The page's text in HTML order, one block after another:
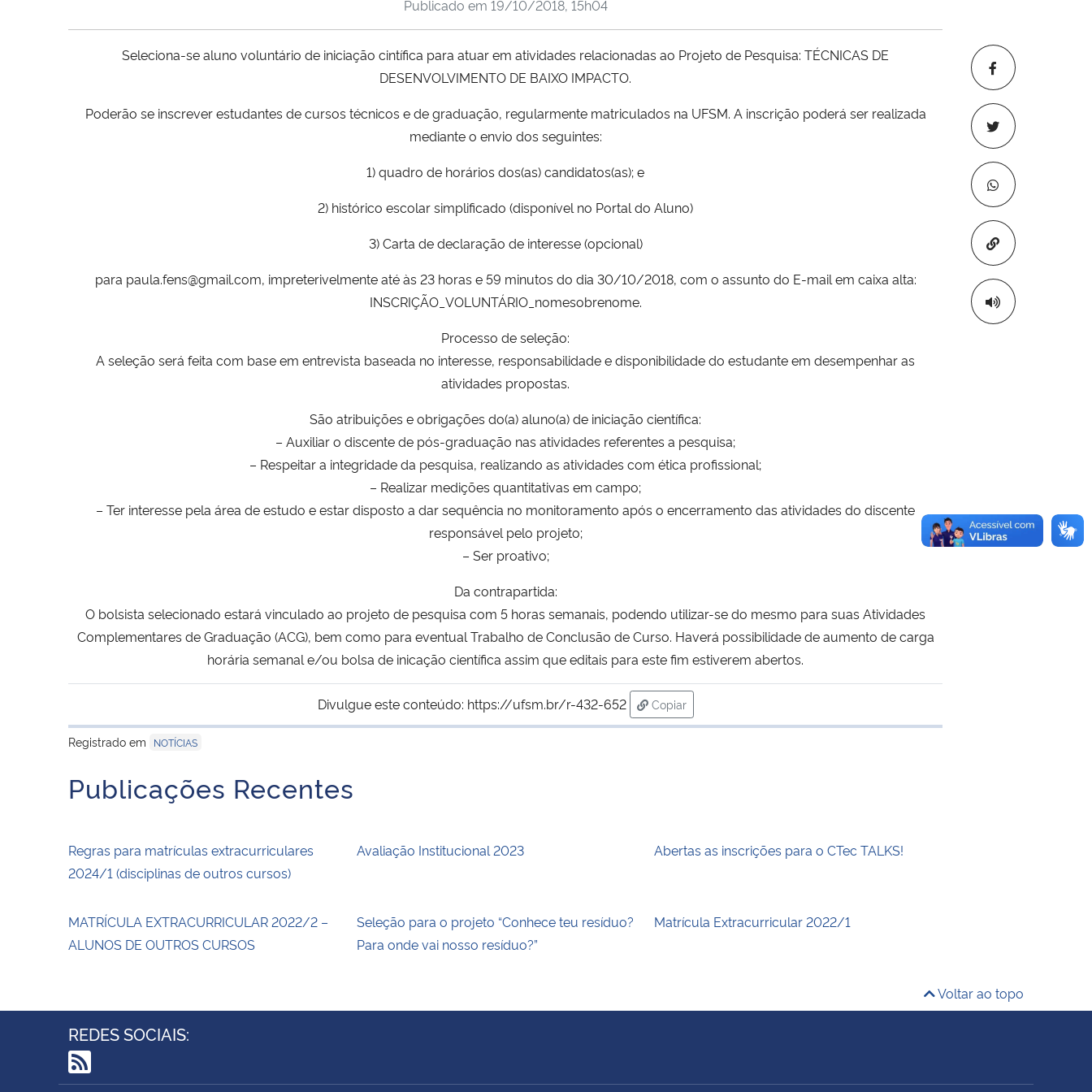
Copiar para
Publicado em 19/10/2018, 15h04
Seleciona-se aluno voluntário de iniciação cintífica para atuar em atividades relacionadas ao Projeto de Pesquisa: TÉCNICAS DE
DESENVOLVIMENTO DE BAIXO IMPACTO.
Poderão se inscrever estudantes de cursos técnicos e de graduação, regularmente matriculados na UFSM. A inscrição poderá ser realizada
mediante o envio dos seguintes:
1) quadro de horários dos(as) candidatos(as); e
2) histórico escolar simplificado (disponível no Portal do Aluno)
3) Carta de declaração de interesse (opcional)
para paula.fens@gmail.com, impreterivelmente até às 23 horas e 59 minutos do dia 30/10/2018, com o assunto do E-mail em caixa alta:
INSCRIÇÃO_VOLUNTÁRIO_ nomesobrenome.
Processo de seleção:
A seleção será feita com base em entrevista baseada no interesse, responsabilidade e disponibilidade do estudante em desempenhar as
atividades propostas.
São atribuições e obrigações do(a) aluno(a) de iniciação científica:
– Auxiliar o discente de pós-graduação nas atividades referentes a pesquisa;
– Respeitar a integridade da pesquisa, realizando as atividades com ética profissional;
– Realizar medições quantitativas em campo;
– Ter interesse pela área de estudo e estar disposto a dar sequência no monitoramento após o encerramento das atividades do discente
responsável pelo projeto;
– Ser proativo;
Da contrapartida:
O bolsista selecionado estará vinculado ao projeto de pesquisa com 5 horas semanais, podendo utilizar-se do mesmo para suas Atividades
Complementares de Graduação (ACG), bem como para eventual Trabalho de Conclusão de Curso. Haverá possibilidade de aumento de carga
horária semanal e/ou bolsa de inicação científica assim que editais para este fim estiverem abertos.
Divulgue este conteúdo: https://ufsm.br/r-432-652
Copiar
para área de transferência
Registrado em
NOTÍCIAS
Publicações Recentes
Regras para matrículas extracurriculares
2024/1 (disciplinas de outros cursos)
Avaliação Institucional 2023 Abertas as inscrições para o CTec TALKS!
MATRÍCULA EXTRACURRICULAR 2022/2 –
ALUNOS DE OUTROS CURSOS
Seleção para o projeto “Conhece teu resíduo?
Para onde vai nosso resíduo?”
Matrícula Extracurricular 2022/1
Voltar ao topo
REDES SOCIAIS: